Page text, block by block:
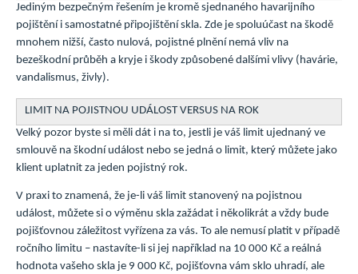
Jediným bezpečným řešením je kromě sjednaného havarijního
pojištění i samostatné připojištění skla. Zde je spoluúčast na škodě
mnohem nižší, často nulová, pojistné plnění nemá vliv na
bezeškodní průběh a kryje i škody způsobené dalšími vlivy (havárie,
vandalismus, živly).
LIMIT NA POJISTNOU UDÁLOST VERSUS NA ROK
Velký pozor byste si měli dát i na to, jestli je váš limit ujednaný ve
smlouvě na škodní událost nebo se jedná o limit, který můžete jako
klient uplatnit za jeden pojistný rok.
V praxi to znamená, že je-li váš limit stanovený na pojistnou
událost, můžete si o výměnu skla zažádat i několikrát a vždy bude
pojišťovnou záležitost vyřízena za vás. To ale nemusí platit v případě
ročního limitu – nastavíte-li si jej například na 10 000 Kč a reálná
hodnota vašeho skla je 9 000 Kč, pojišťovna vám sklo uhradí, ale